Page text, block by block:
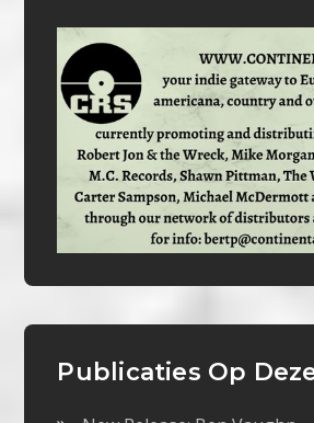
Publicaties Op